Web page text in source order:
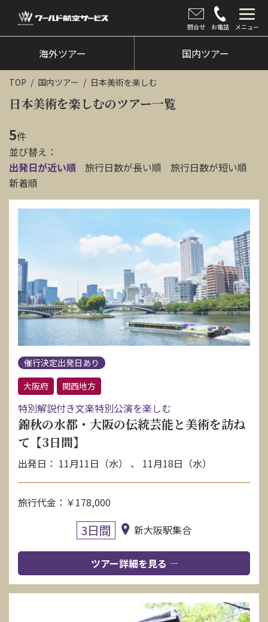
問合せ お電話 メニュー
海外ツアー
国内ツアー
クルーズツアー
ツアー催行状況
旅のひろば
イベント
新着情報
お問い合わせ
資料請求
電話にてお問い合わせ
検索
海外ツアー 国内ツアー
TOP 国内ツアー 日本美術を楽しむ
日本美術を楽しむのツアー一覧
5件
並び替え：
出発日が近い順
旅行日数が長い順
旅行日数が短い順
新着順
催行決定出発日あり
大阪府
関西地方
特別解説付き文楽特別公演を楽しむ
錦秋の水都・大阪の伝統芸能と美術を訪ね
て【3日間】
出発日： 11月11日（水） 、 11月18日（水）
旅行代金：￥178,000
3日間 新大阪駅集合
ツアー詳細を見る